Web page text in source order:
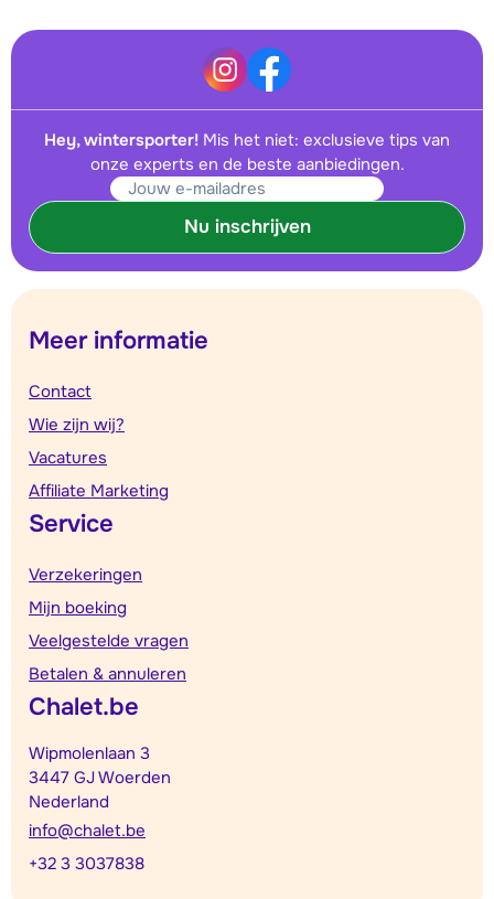
Hey, wintersporter! Mis het niet: exclusieve tips van
onze experts en de beste aanbiedingen.
Nu inschrijven
Meer informatie
Contact
Wie zijn wij?
Vacatures
Affiliate Marketing
Service
Verzekeringen
Mijn boeking
Veelgestelde vragen
Betalen & annuleren
Chalet.be
Wipmolenlaan 3
3447 GJ Woerden
Nederland
info@chalet.be
+32 3 3037838